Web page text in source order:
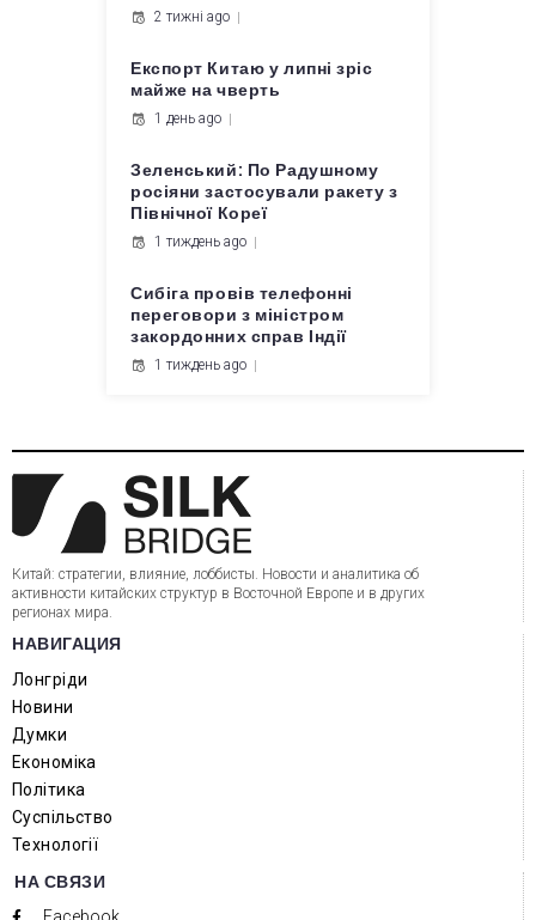
2 тижні ago
Експорт Китаю у липні зріс
майже на чверть
1 день ago
Зеленський: По Радушному
росіяни застосували ракету з
Північної Кореї
1 тиждень ago
Сибіга провів телефонні
переговори з міністром
закордонних справ Індії
1 тиждень ago
Китай: стратегии, влияние, лоббисты. Новости и аналитика об
активности китайских структур в Восточной Европе и в других
регионах мира.
НАВИГАЦИЯ
Лонгріди
Новини
Думки
Економіка
Політика
Суспільство
Технології
НА СВЯЗИ